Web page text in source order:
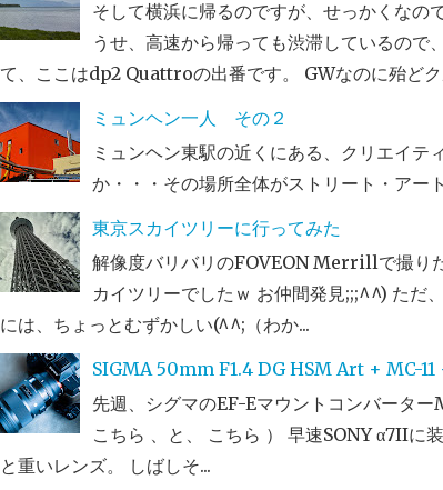
そして横浜に帰るのですが、せっかくなの
うせ、高速から帰っても渋滞しているので
て、ここはdp2 Quattroの出番です。 GWなのに殆どク
ミュンヘン一人 その２
ミュンヘン東駅の近くにある、クリエイテ
か・・・その場所全体がストリート・アー
東京スカイツリーに行ってみた
解像度バリバリのFOVEON Merrillで撮り
カイツリーでしたｗ お仲間発見;;;^^) ただ
には、ちょっとむずかしい(^^;（わか...
SIGMA 50mm F1.4 DG HSM Art + MC-11
先週、シグマのEF-Eマウントコンバータ
こちら 、と、 こちら ） 早速SONY α7IIに
と重いレンズ。 しばしそ...